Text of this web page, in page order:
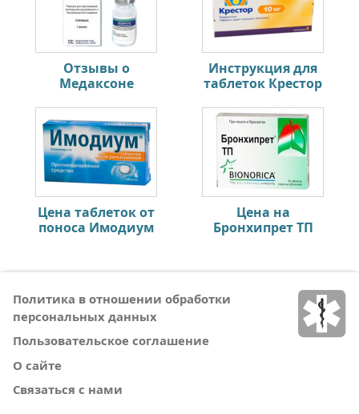
Отзывы о
Медаксоне
Инструкция для
таблеток Крестор
Цена таблеток от
поноса Имодиум
Цена на
Бронхипрет ТП
Политика в отношении обработки
персональных данных
Пользовательское соглашение
О сайте
Связаться с нами